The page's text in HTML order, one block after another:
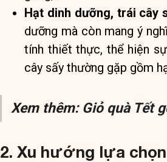
Hạt dinh dưỡng, trái cây
dưỡng mà còn mang ý
tính thiết thực, thể hiện
cây sấy thường gặp gồm
Xem thêm: Giỏ quà Tết
2. Xu hướng lựa